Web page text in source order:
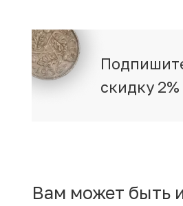
скидку
Вам может быть